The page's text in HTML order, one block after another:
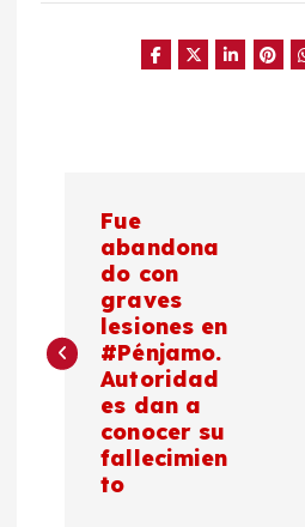
e
Fue
abandona
do con
graves
lesiones en
#Pénjamo.
Autoridad
es dan a
conocer su
fallecimien
to